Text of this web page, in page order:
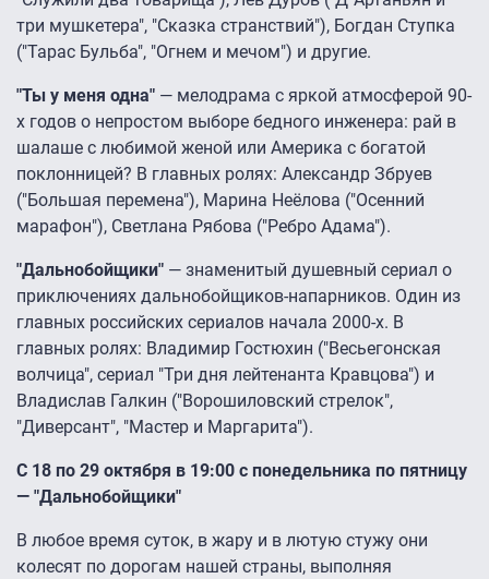
три мушкетера", "Сказка странствий"), Богдан Ступка
("Тарас Бульба", "Огнем и мечом") и другие.
"Ты у меня одна" — мелодрама с яркой атмосферой 90-
х годов о непростом выборе бедного инженера: рай в
шалаше с любимой женой или Америка с богатой
поклонницей? В главных ролях: Александр Збруев
("Большая перемена"), Марина Неёлова ("Осенний
марафон"), Светлана Рябова ("Ребро Адама").
"Дальнобойщики" — знаменитый душевный сериал о
приключениях дальнобойщиков-напарников. Один из
главных российских сериалов начала 2000-х. В
главных ролях: Владимир Гостюхин ("Весьегонская
волчица", сериал "Три дня лейтенанта Кравцова") и
Владислав Галкин ("Ворошиловский стрелок",
"Диверсант", "Мастер и Маргарита").
С 18 по 29 октября в 19:00 с понедельника по пятницу
— "Дальнобойщики"
В любое время суток, в жару и в лютую стужу они
колесят по дорогам нашей страны, выполняя